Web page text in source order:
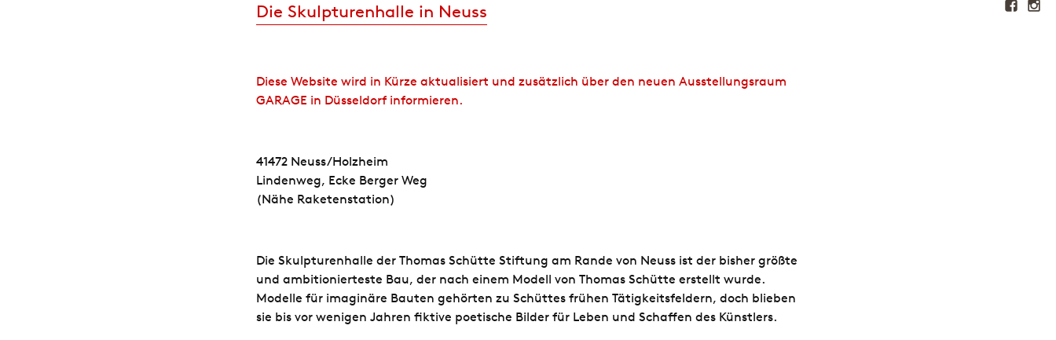
Die Skulpturenhalle in Neuss
Diese Website wird in Kürze aktualisiert und zusätzlich über den neuen Ausstellungsraum
GARAGE in Düsseldorf informieren.
41472 Neuss/Holzheim
Lindenweg, Ecke Berger Weg
(Nähe Raketenstation)
Die Skulpturenhalle der Thomas Schütte Stiftung am Rande von Neuss ist der bisher größte
und ambitionierteste Bau, der nach einem Modell von Thomas Schütte erstellt wurde.
Modelle für imaginäre Bauten gehörten zu Schüttes frühen Tätigkeitsfeldern, doch blieben
sie bis vor wenigen Jahren fiktive poetische Bilder für Leben und Schaffen des Künstlers.